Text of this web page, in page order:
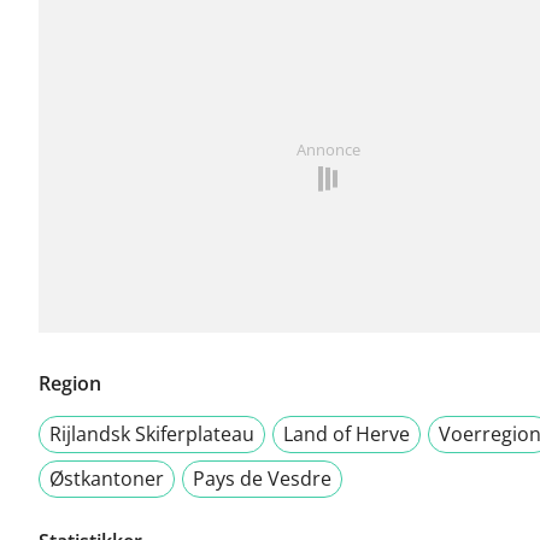
Annonce
Region
Rijlandsk Skiferplateau
Land of Herve
Voerregion
Østkantoner
Pays de Vesdre